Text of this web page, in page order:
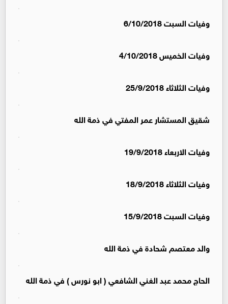
وفيات السبت 6/10/2018
وفيات الخميس 4/10/2018
وفيات الثلاثاء 25/9/2018
شقيق المستشار عمر المفتي في ذمة الله
وفيات الاربعاء 19/9/2018
وفيات الثلاثاء 18/9/2018
وفيات السبت 15/9/2018
والد معتصم شحادة في ذمة الله
الحاج محمد عبد الغني الشافعي ( ابو نورس ) في ذمة الله